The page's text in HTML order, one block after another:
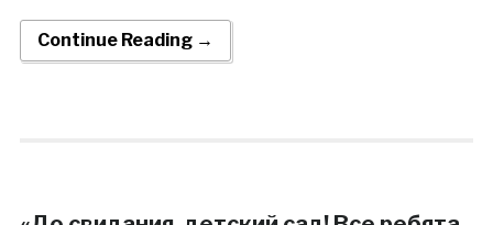
Continue Reading →